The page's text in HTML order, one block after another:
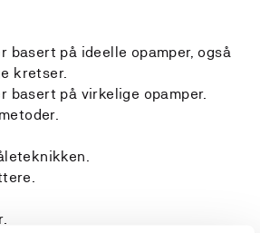
basert på ideelle opamper, også
kretser.
basert på virkelige opamper.